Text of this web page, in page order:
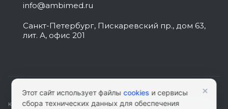
info@ambimed.ru
Санкт-Петербург, Пискаревский пр., дом 63,
лит. А, офис 201
КАРТА САЙТА|ПОЛИТИКА КОНФИДЕНЦИАЛЬНОСТИ|СОГЛАСИЕ НА
Этот сайт использует файлыcookies и сервисы
сбора технических данных для обеспечения
×